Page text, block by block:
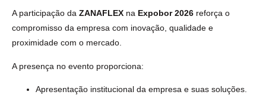
A participação da ZANAFLEX na Expobor 2026 reforça o
compromisso da empresa com inovação, qualidade e
proximidade com o mercado.
A presença no evento proporciona:
Apresentação institucional da empresa e suas soluções.